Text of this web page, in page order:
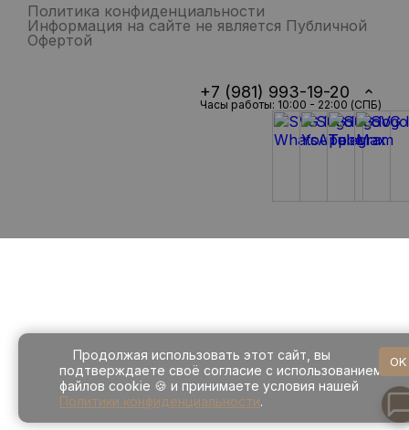
Политика конфиденциальности
Информация на сайте не является Публичной
Офертой
+7 (981) 993-19-20
Часы работы: 10:00 - 22:00 (СПБ)
Продолжая использовать этот сайт, вы
подтверждаете своё согласие с использованием
файлов cookie 🍪 и принимаете условия нашей
Политики конфиденциальности.
OK